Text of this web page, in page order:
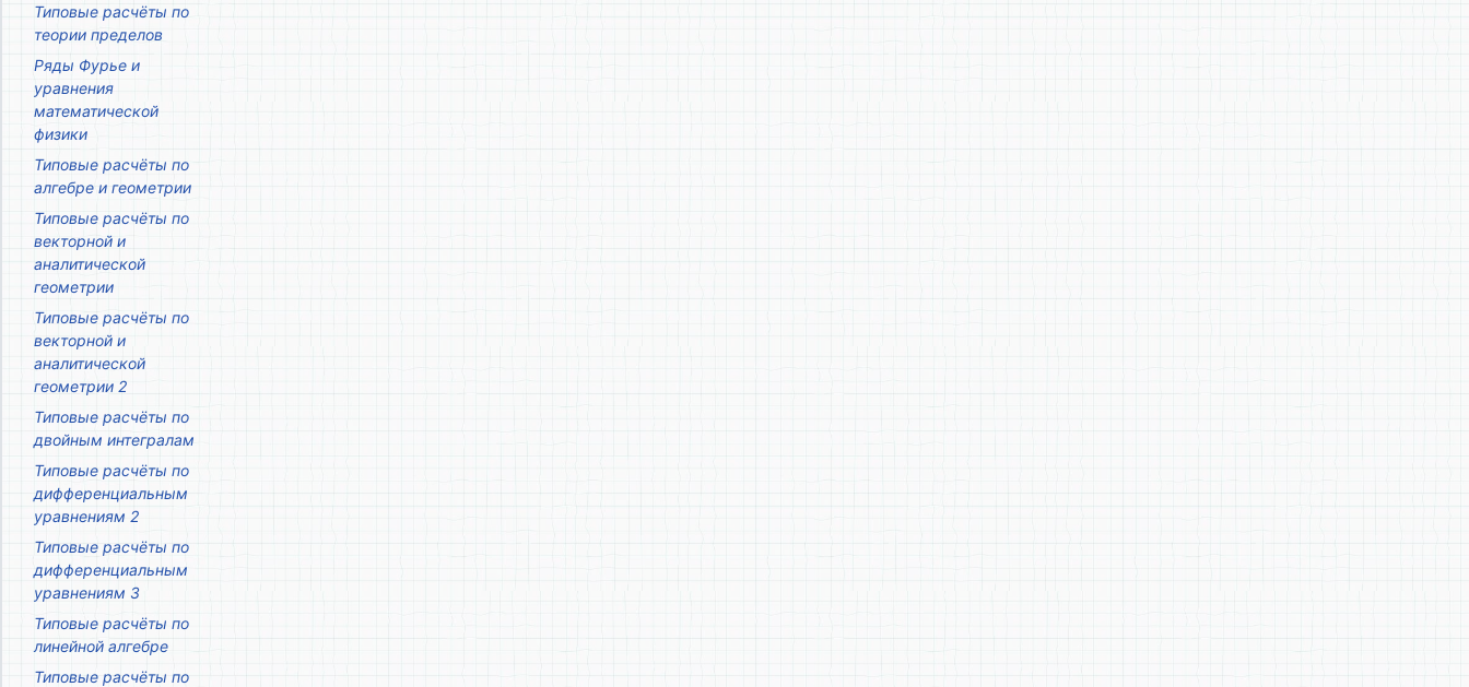
Типовые расчёты по
теории пределов
Ряды Фурье и
уравнения
математической
физики
Типовые расчёты по
алгебре и геометрии
Типовые расчёты по
векторной и
аналитической
геометрии
Типовые расчёты по
векторной и
аналитической
геометрии 2
Типовые расчёты по
двойным интегралам
Типовые расчёты по
дифференциальным
уравнениям 2
Типовые расчёты по
дифференциальным
уравнениям 3
Типовые расчёты по
линейной алгебре
Типовые расчёты по